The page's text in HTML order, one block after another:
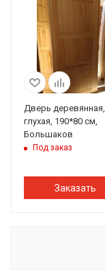
Дверь деревянная,
глухая, 190*80 см,
Большаков
Под заказ
Заказать